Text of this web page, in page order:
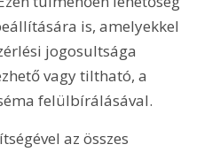
is, amelyekkel
jogosultsága
vagy tiltható, a
felülbírálásával.
az összes